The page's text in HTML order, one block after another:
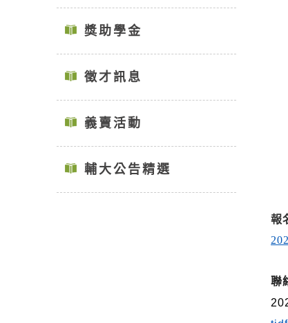
獎助學金
徵才訊息
義賣活動
輔大公告精選
報
聯